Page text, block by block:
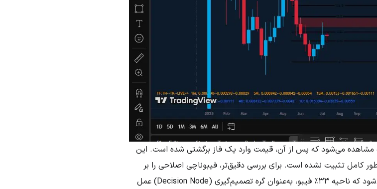
مشاهده می‌شود که پس از آن، قیمت وارد یک فاز برگشتی شده است. این
کامل تثبیت نشده است. برای بررسی دقیق‌تر، فیبوناچی اصلاحی را بر
روی موج ریزشی اصلی اعمال می‌کنیم. مشاهده می‌شود که ناحیه ۳۳٪ فیبو، به‌عنوان گره تصمیم‌گیری (Decision Node) عمل